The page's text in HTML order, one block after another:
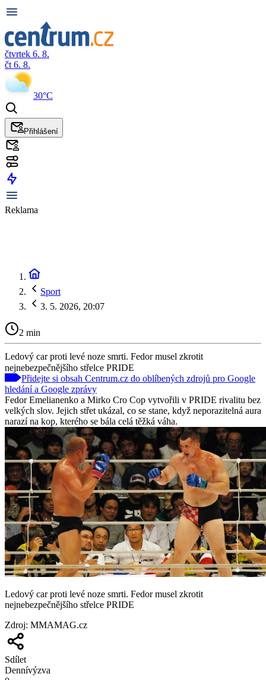
čtvrtek 6. 8.
čt 6. 8.
30°C
Přihlášení
Reklama
Sport
3. 5. 2026, 20:07
2 min
Ledový car proti levé noze smrti. Fedor musel zkrotit
nejnebezpečnějšího střelce PRIDE
Přidejte si obsah Centrum.cz do oblíbených zdrojů pro Google
hledání a Google zprávy
Fedor Emelianenko a Mirko Cro Cop vytvořili v PRIDE rivalitu bez
velkých slov. Jejich střet ukázal, co se stane, když neporazitelná aura
narazí na kop, kterého se bála celá těžká váha.
Ledový car proti levé noze smrti. Fedor musel zkrotit
nejnebezpečnějšího střelce PRIDE
Zdroj: MMAMAG.cz
Sdílet
Dennívýzva